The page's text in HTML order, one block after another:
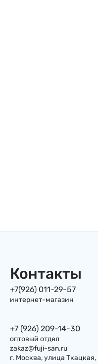
Контакты
+7(926) 011-29-57
интернет-магазин
+7 (926) 209-14-30
оптовый отдел
zakaz@fuji-san.ru
г. Москва, улица Ткацкая,